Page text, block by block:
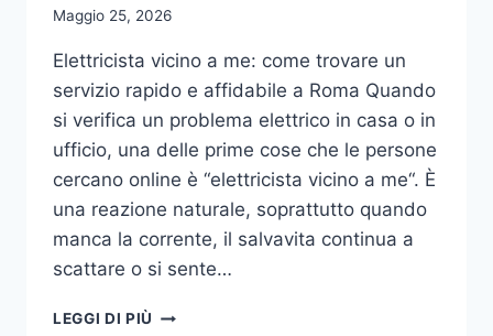
Maggio 25, 2026
Elettricista vicino a me: come trovare un
servizio rapido e affidabile a Roma Quando
si verifica un problema elettrico in casa o in
ufficio, una delle prime cose che le persone
cercano online è “elettricista vicino a me“. È
una reazione naturale, soprattutto quando
manca la corrente, il salvavita continua a
scattare o si sente…
LEGGI DI PIÙ ELETTRICISTA